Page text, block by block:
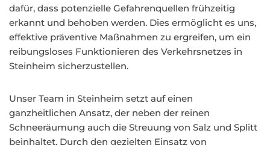
dafür, dass potenzielle Gefahrenquellen frühzeitig
erkannt und behoben werden. Dies ermöglicht es uns,
effektive präventive Maßnahmen zu ergreifen, um ein
reibungsloses Funktionieren des Verkehrsnetzes in
Steinheim sicherzustellen.
Unser Team in Steinheim setzt auf einen
ganzheitlichen Ansatz, der neben der reinen
Schneeräumung auch die Streuung von Salz und Splitt
beinhaltet. Durch den gezielten Einsatz von